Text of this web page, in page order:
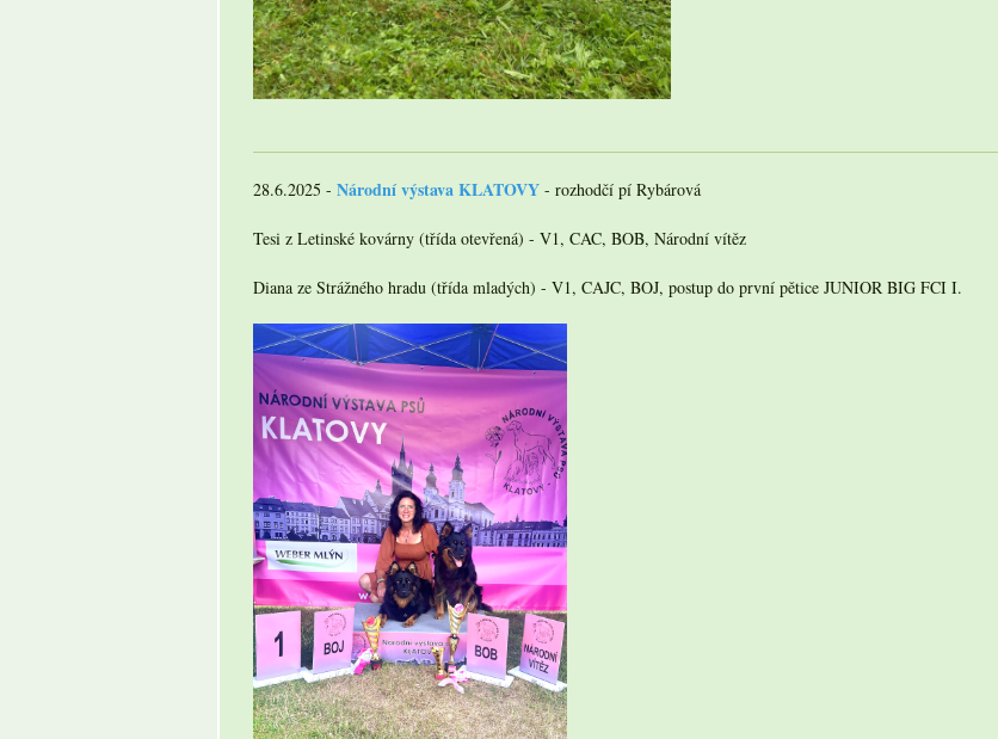
28.6.2025 - Národní výstava KLATOVY - rozhodčí pí Rybárová
Tesi z Letinské kovárny (třída otevřená) - V1, CAC, BOB, Národní vítěz
Diana ze Strážného hradu (třída mladých) - V1, CAJC, BOJ, postup do první pětice JUNIOR BIG FCI I.